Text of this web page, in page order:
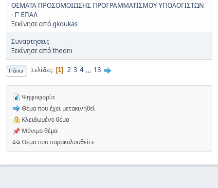
ΘΕΜΑΤΑ ΠΡΟΣΟΜΟΙΩΣΗΣ ΠΡΟΓΡΑΜΜΑΤΙΣΜΟΥ ΥΠΟΛΟΓΙΣΤΩΝ
- Γ' ΕΠΑΛ
Ξεκίνησε απόgkoukas
Συναρτησεις
Ξεκίνησε απόtheoni
Πάνω Σελίδες 1 2 3 4 ... 13
Ψηφοφορία
Θέμα που έχει μετακινηθεί
Κλειδωμένο θέμα
Μόνιμο θέμα
Θέμα που παρακολουθείτε